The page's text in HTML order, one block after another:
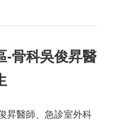
-骨科吳俊昇醫
昇醫師、急診室外科